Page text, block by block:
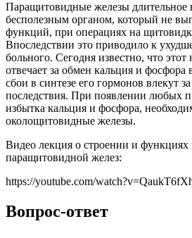
Паращитовидные железы длительное
бесполезным органом, который не
функций, при операциях на
Впоследствии это приводило к
больного. Сегодня известно, что
отвечает за обмен кальция и
сбои в синтезе его гормонов влекут
последствия. При появлении любых
избытка кальция и фосфора,
околощитовидные железы.
Видео лекция о строении и
паращитовидной желез:
https://youtube.com/
Вопрос-ответ